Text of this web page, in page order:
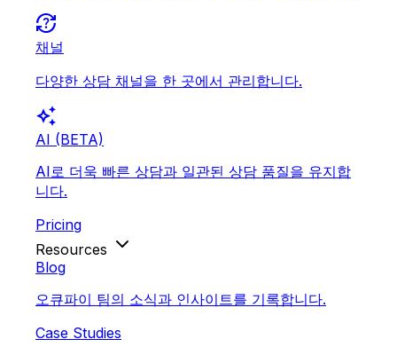
question_exchange
채널
다양한 상담 채널을 한 곳에서 관리합니다.
auto_awesome
AI (BETA)
AI로 더욱 빠른 상담과 일관된 상담 품질을 유지합
니다.
Pricing
Resources
Blog
오큐파이 팀의 소식과 인사이트를 기록합니다.
Case Studies